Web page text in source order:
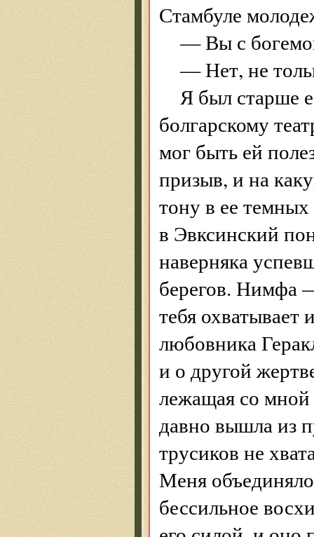
Стамбуле
— Вы с
— Нет, не
Я был старше
болгарскому
мог быть ей
призыв, и на
тону в ее
в Эвксинский
наверняка
берегов. Нимфа
тебя
любовника
и о другой
лежащая со
давно вышла из
трусиков не
Меня
бессильное